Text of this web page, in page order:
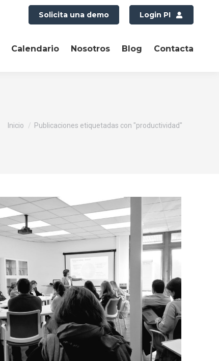
Solicita una demo Login PI
Calendario Nosotros Blog Contacta
Estás aquí:
Inicio Publicaciones etiquetadas con "productividad"